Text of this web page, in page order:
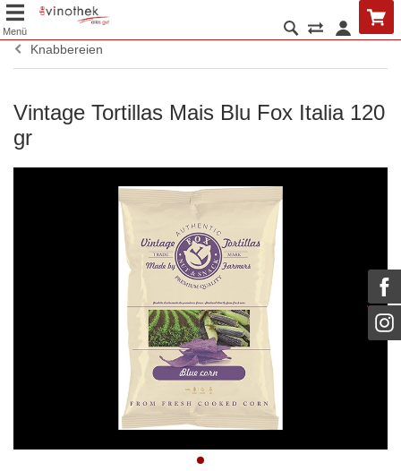
Menü
Knabbereien
Vintage Tortillas Mais Blu Fox Italia 120
gr